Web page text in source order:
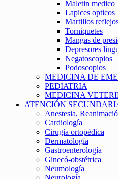
Maletin medico
Lapices opticos
Martillos
Torniquetes
Mangas de
Depresores
Negatoscopios
Podoscopios
MEDICINA DE
PEDIATRIA
MEDICINA
ATENCIÓN
Anestesia,
Cardiología
Cirugía ortopédica
Dermatología
Gastroenterología
Ginecó-obstétrica
Neumología